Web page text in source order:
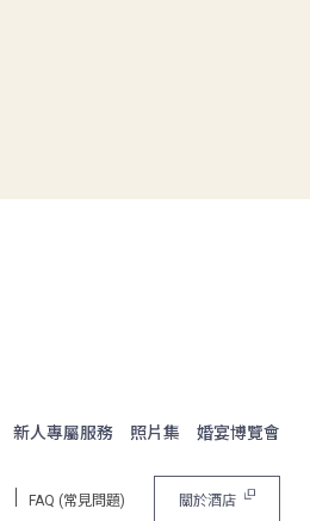
新人專屬服務 照片集 婚宴博覽會
FAQ (常見問題) 關於酒店